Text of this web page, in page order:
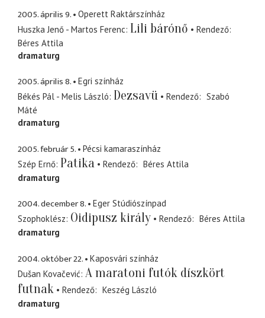
2005. április 9.
Operett Raktárszínház
Huszka Jenő - Martos Ferenc Lili bárónő
Rendező
Béres Attila
dramaturg
2005. április 8.
Egri színház
Békés Pál - Melis László Dezsavü Rendező
Szabó
Máté
dramaturg
2005. február 5.
Pécsi kamaraszínház
Szép Ernő Patika Rendező
Béres Attila
dramaturg
2004. december 8.
Eger Stúdiószínpad
Szophoklész Oidipusz király Rendező
Béres Attila
dramaturg
2004. október 22.
Kaposvári színház
Dušan Kovačević A maratoni futók díszkört
futnak
Rendező
Keszég László
dramaturg